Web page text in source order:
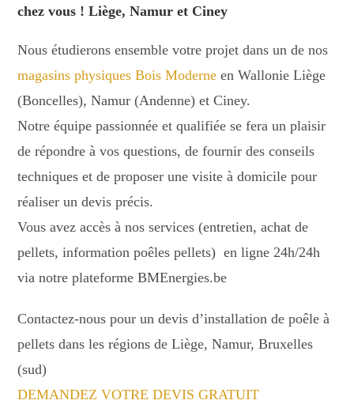
chez vous ! Liège, Namur et Ciney
Nous étudierons ensemble votre projet dans un de nos
magasins physiques Bois Moderne en Wallonie Liège
(Boncelles), Namur (Andenne) et Ciney.
Notre équipe passionnée et qualifiée se fera un plaisir
de répondre à vos questions, de fournir des conseils
techniques et de proposer une visite à domicile pour
réaliser un devis précis.
Vous avez accès à nos services (entretien, achat de
pellets, information poêles pellets) en ligne 24h/24h
via notre plateforme BMEnergies.be
Contactez-nous pour un devis d’installation de poêle à
pellets dans les régions de Liège, Namur, Bruxelles
(sud)
DEMANDEZ VOTRE DEVIS GRATUIT